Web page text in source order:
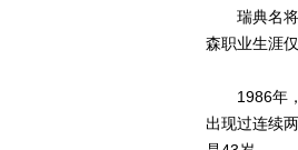
瑞典名将
森职业生涯
1986年，
出现过连续